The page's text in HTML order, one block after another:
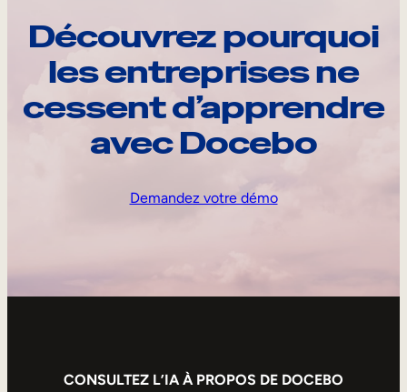
Découvrez pourquoi
les entreprises ne
cessent d’apprendre
avec Docebo
Demandez votre démo
CONSULTEZ L’IA À PROPOS DE DOCEBO